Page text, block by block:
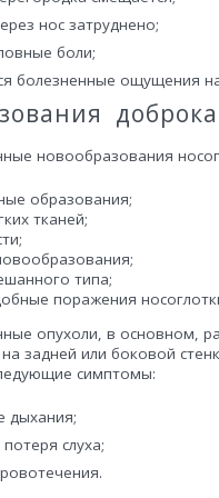
нос затруднено;
боли;
болезненные ощущения
новообразования
образования;
тканей;
типа;
поражения
опухоли, в основном,
задней или боковой
симптомы:
дыхания;
слуха;